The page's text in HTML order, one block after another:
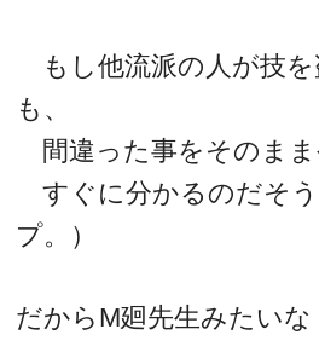
もし他流派の人が技を
も、
間違った事をそのま
すぐに分かるのだそ
プ。）
だからM廻先生みたいな